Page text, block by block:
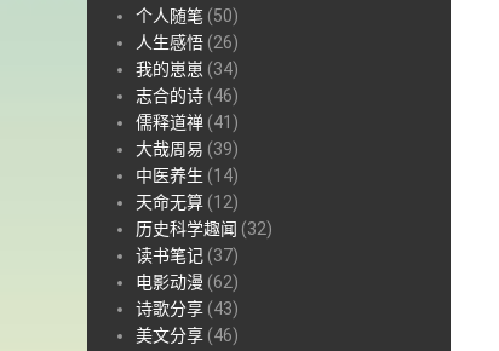
个人随笔 (50)
人生感悟 (26)
我的崽崽 (34)
志合的诗 (46)
儒释道禅 (41)
大哉周易 (39)
中医养生 (14)
天命无算 (12)
历史科学趣闻 (32)
读书笔记 (37)
电影动漫 (62)
诗歌分享 (43)
美文分享 (46)